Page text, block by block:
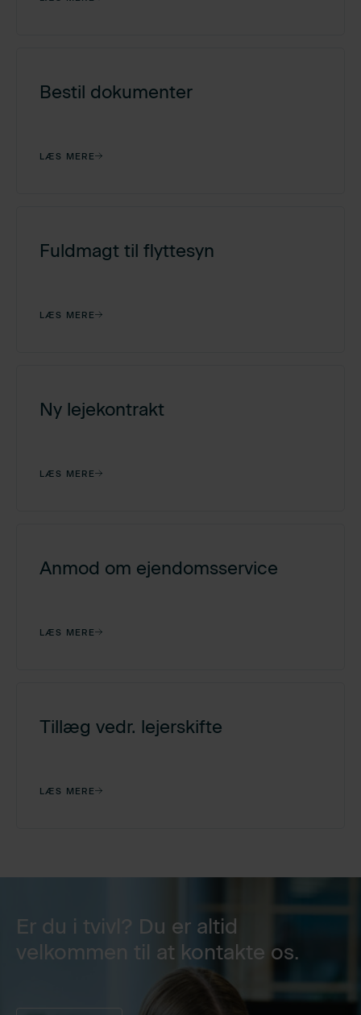
Bestil dokumenter
LÆS MERE
Fuldmagt til flyttesyn
LÆS MERE
Ny lejekontrakt
LÆS MERE
Anmod om ejendomsservice
LÆS MERE
Tillæg vedr. lejerskifte
LÆS MERE
Er du i tvivl? Du er altid
velkommen til at kontakte os.